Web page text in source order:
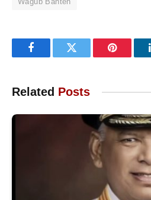
FacebookTwitter Pinterest
Related Posts